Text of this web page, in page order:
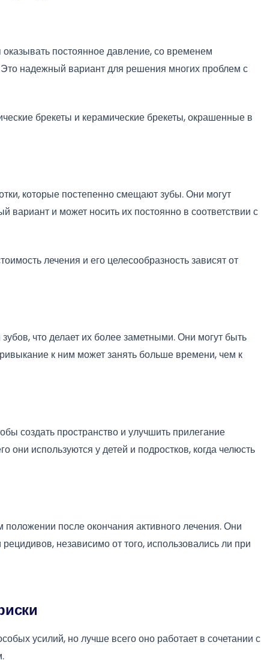
постоянное давление, со временем
надежный вариант для решения многих проблем с
брекеты и керамические брекеты, окрашенные в
которые постепенно смещают зубы. Они могут
вариант и может носить их постоянно в соответствии с
лечения и его целесообразность зависят от
что делает их более заметными. Они могут быть
к ним может занять больше времени, чем к
создать пространство и улучшить прилегание
они используются у детей и подростков, когда челюсть
после окончания активного лечения. Они
независимо от того, использовались ли при
усилий, но лучше всего оно работает в сочетании с